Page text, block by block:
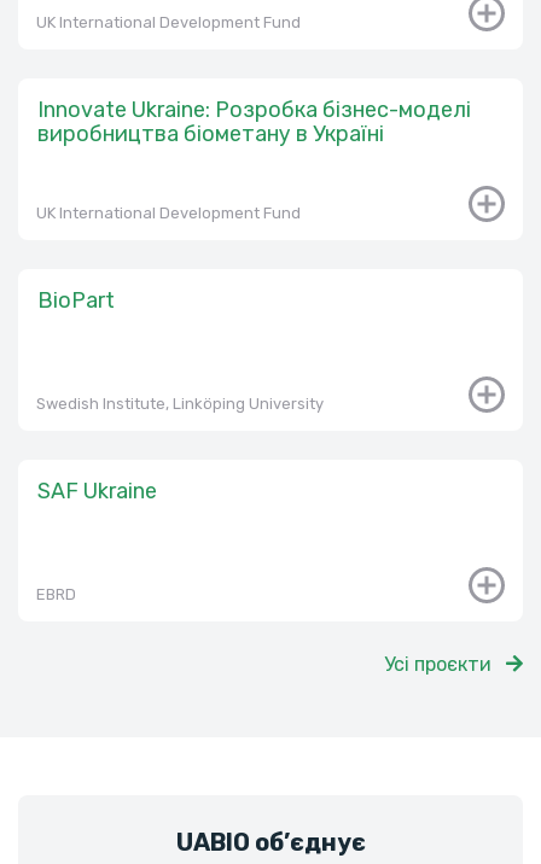
UK International Development Fund
Innovate Ukraine: Розробка бізнес-моделі
виробництва біометану в Україні
UK International Development Fund
BioPart
Swedish Institute, Linköping University
SAF Ukraine
EBRD
Усі проєкти
UABIO об’єднує